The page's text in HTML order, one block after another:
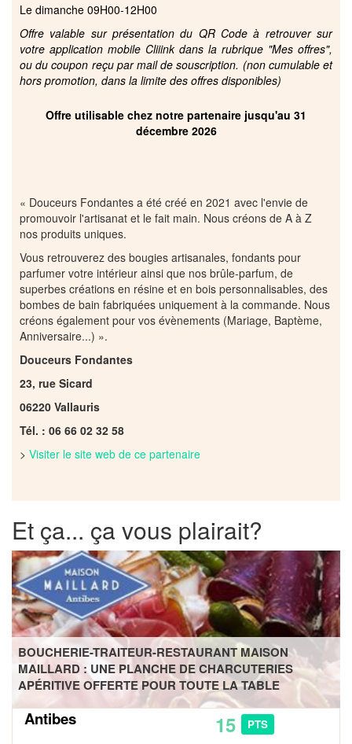
Le dimanche 09H00-12H00
Offre valable sur présentation du QR Code à retrouver sur
votre application mobile Cliiink dans la rubrique "Mes offres",
ou du coupon reçu par mail de souscription. (non cumulable et
hors promotion, dans la limite des offres disponibles)
Offre utilisable chez notre partenaire jusqu'au 31
décembre 2026
« Douceurs Fondantes a été créé en 2021 avec l'envie de
promouvoir l'artisanat et le fait main. Nous créons de A à Z
nos produits uniques.
Vous retrouverez des bougies artisanales, fondants pour
parfumer votre intérieur ainsi que nos brûle-parfum, de
superbes créations en résine et en bois personnalisables, des
bombes de bain fabriquées uniquement à la commande. Nous
créons également pour vos évènements (Mariage, Baptème,
Anniversaire...) ».
Douceurs Fondantes
23, rue Sicard
06220 Vallauris
Tél. : 06 66 02 32 58
> Visiter le site web de ce partenaire
Et ça... ça vous plairait?
BOUCHERIE-TRAITEUR-RESTAURANT MAISON
MAILLARD : UNE PLANCHE DE CHARCUTERIES
APÉRITIVE OFFERTE POUR TOUTE LA TABLE
Antibes 15 PTS